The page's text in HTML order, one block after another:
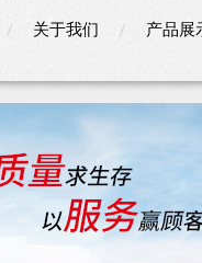
关于我们 产品展